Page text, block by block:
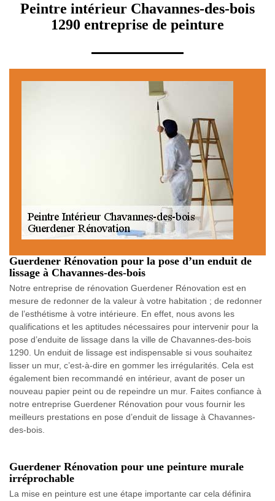
Peintre intérieur Chavannes-des-bois
1290 entreprise de peinture
Guerdener Rénovation pour la pose d’un enduit de
lissage à Chavannes-des-bois
Notre entreprise de rénovation Guerdener Rénovation est en
mesure de redonner de la valeur à votre habitation ; de redonner
de l’esthétisme à votre intérieure. En effet, nous avons les
qualifications et les aptitudes nécessaires pour intervenir pour la
pose d’enduite de lissage dans la ville de Chavannes-des-bois
1290. Un enduit de lissage est indispensable si vous souhaitez
lisser un mur, c’est-à-dire en gommer les irrégularités. Cela est
également bien recommandé en intérieur, avant de poser un
nouveau papier peint ou de repeindre un mur. Faites confiance à
notre entreprise Guerdener Rénovation pour vous fournir les
meilleurs prestations en pose d’enduit de lissage à Chavannes-
des-bois.
Guerdener Rénovation pour une peinture murale
irréprochable
La mise en peinture est une étape importante car cela définira